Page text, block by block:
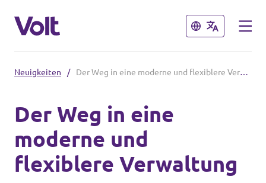
Schließen
Website Volt Darmstadt
Website Volt Hessen
Lokale Teams
Schließen
Programm
Über Volt
Neuigkeiten / Der Weg in eine moderne und flexiblere Verwaltung
Der Weg in eine
moderne und
flexiblere Verwaltung